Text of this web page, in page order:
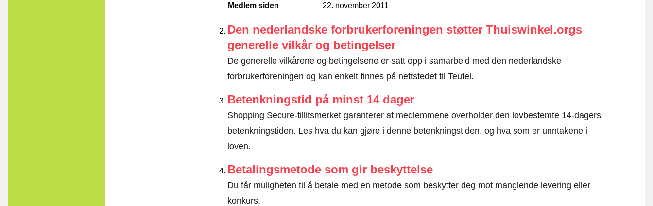
Medlem siden
22. november 2011
Den nederlandske forbrukerforeningen støtter Thuiswinkel.orgs
generelle vilkår og betingelser
De generelle vilkårene og betingelsene er satt opp i samarbeid med den nederlandske
forbrukerforeningen og kan enkelt finnes på nettstedet til Teufel.
Betenkningstid på minst 14 dager
Shopping Secure-tillitsmerket garanterer at medlemmene overholder den lovbestemte 14-dagers
betenkningstiden. Les hva du kan gjøre i denne betenkningstiden. og hva som er unntakene i
loven.
Betalingsmetode som gir beskyttelse
Du får muligheten til å betale med en metode som beskytter deg mot manglende levering eller
konkurs.